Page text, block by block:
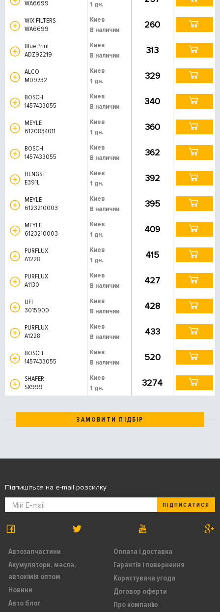
WA6699
1 дн.
WIX FILTERS
WA6699
Киев
В наличии
260
Blue Print
ADZ92219
Киев
В наличии
313
ALCO
MD9732
Киев
1 дн.
329
BOSCH
1457433055
Киев
В наличии
340
MEYLE
6120834011
Киев
1 дн.
360
BOSCH
1457433055
Киев
В наличии
362
HENGST
E391L
Киев
1 дн.
392
MEYLE
6123210003
Киев
В наличии
395
MEYLE
6123210003
Киев
1 дн.
409
PURFLUX
A1228
Киев
1 дн.
415
PURFLUX
A1130
Киев
В наличии
427
UFI
3015900
Киев
В наличии
428
PURFLUX
A1228
Киев
В наличии
433
BOSCH
1457433055
Киев
В наличии
520
SHAFER
SX999
Киев
1 дн.
3274
ЗАМОВИТИ ПІДБІР
Автозапчастини
Акумулятори, масла,
автохімія оптом
Новини
Авто блог
Оплата і доставка
Гарантія і повернення
Користувача угода
Договор оферти
Про компанію
Підпишіться на e-mail розсилку
ПІДПИСАТИСЯ